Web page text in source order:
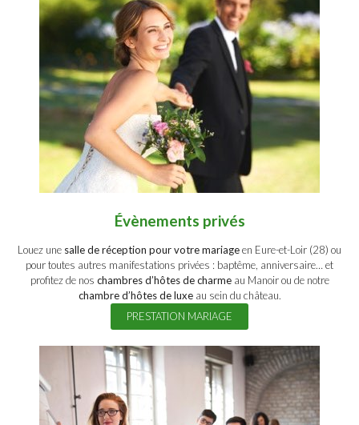
Évènements privés
Louez une salle de réception pour votre mariageen Eure-et-Loir (28) ou
pour toutes autres manifestations privées : baptême, anniversaire… et
profitez de nos chambres d’hôtes de charmeau Manoir ou de notre
chambre d’hôtes de luxeau sein du château.
PRESTATION MARIAGE